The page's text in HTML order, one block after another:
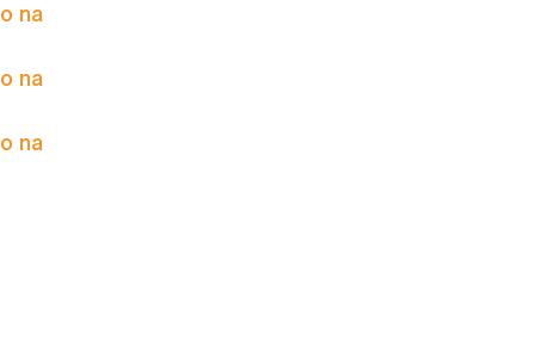
na
na
na